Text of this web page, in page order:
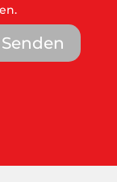
Senden